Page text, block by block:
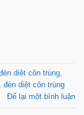
diệt côn trùng,
, đèn diệt côn trùng
Để lại một bình luận